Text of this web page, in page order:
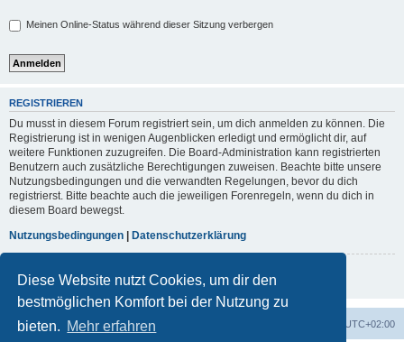
Diese Website nutzt Cookies, um dir den
bestmöglichen Komfort bei der Nutzung zu
bieten. Mehr erfahren
Meinen Online-Status während dieser Sitzung verbergen
REGISTRIEREN
Du musst in diesem Forum registriert sein, um dich anmelden zu können. Die
Registrierung ist in wenigen Augenblicken erledigt und ermöglicht dir, auf
weitere Funktionen zuzugreifen. Die Board-Administration kann registrierten
Benutzern auch zusätzliche Berechtigungen zuweisen. Beachte bitte unsere
Nutzungsbedingungen und die verwandten Regelungen, bevor du dich
registrierst. Bitte beachte auch die jeweiligen Forenregeln, wenn du dich in
diesem Board bewegst.
Nutzungsbedingungen
Datenschutzerklärung
Registrieren
Foren-Übersicht UTC+02:00